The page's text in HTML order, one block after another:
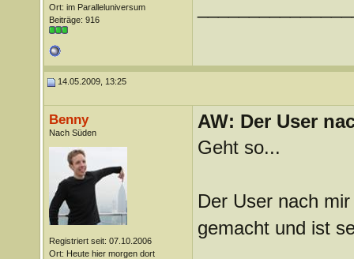
Ort: im Paralleluniversum
Beiträge: 916
14.05.2009, 13:25
Benny
Nach Süden
Registriert seit: 07.10.2006
Ort: Heute hier morgen dort
AW: Der User
Geht so...
Der User nach
gemacht und ist